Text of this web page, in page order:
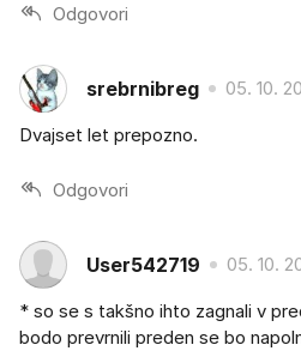
Odgovori
srebrnibreg 05. 10.
Dvajset let prepozno.
Odgovori
User542719 05. 10.
* so se s takšno ihto zagnali v
bodo prevrnili preden se bo